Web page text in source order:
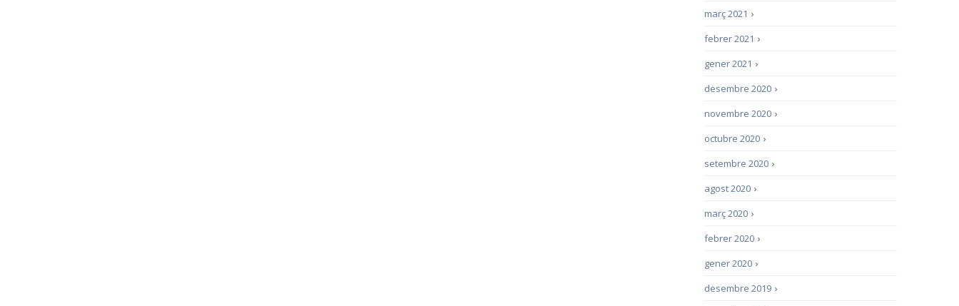
›
març 2021
›
febrer 2021
›
gener 2021
›
desembre 2020
›
novembre 2020
›
octubre 2020
›
setembre 2020
›
agost 2020
›
març 2020
›
febrer 2020
›
gener 2020
›
desembre 2019